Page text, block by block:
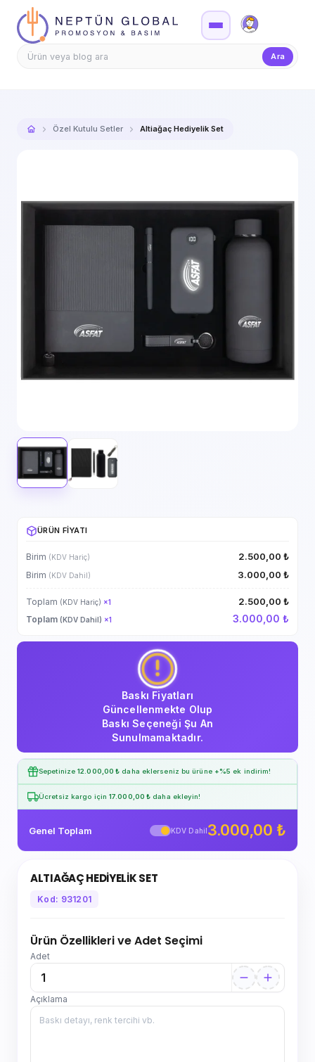
Firma Girişi
Ara
Özel Kutulu Setler Altiağaç Hediyelik Set
ÜRÜN FIYATI
Birim (KDV Hariç) 2.500,00 ₺
Birim (KDV Dahil) 3.000,00 ₺
Toplam (KDV Hariç) ×1 2.500,00 ₺
Toplam (KDV Dahil) ×1 3.000,00 ₺
Baskı Fiyatları
Güncellenmekte Olup
Baskı Seçeneği Şu An
Sunulmamaktadır.
Sepetinize12.000,00 ₺ daha eklerseniz bu ürüne +%5 ek indirim!
Ücretsiz kargo için 17.000,00 ₺ daha ekleyin!
Genel Toplam KDV Dahil3.000,00 ₺
ALTIAĞAÇ HEDİYELİK SET
Kod: 931201
Ürün Özellikleri ve Adet Seçimi
Adet
Açıklama